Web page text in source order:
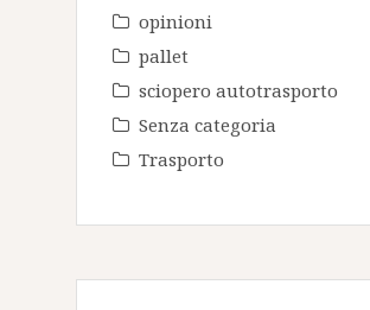
opinioni
pallet
sciopero autotrasporto
Senza categoria
Trasporto